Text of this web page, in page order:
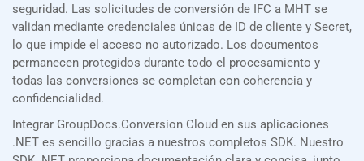
seguridad. Las solicitudes de conversión de IFC a MHT se
validan mediante credenciales únicas de ID de cliente y Secret,
lo que impide el acceso no autorizado. Los documentos
permanecen protegidos durante todo el procesamiento y
todas las conversiones se completan con coherencia y
confidencialidad.
Integrar GroupDocs.Conversion Cloud en sus aplicaciones
.NET es sencillo gracias a nuestros completos SDK. Nuestro